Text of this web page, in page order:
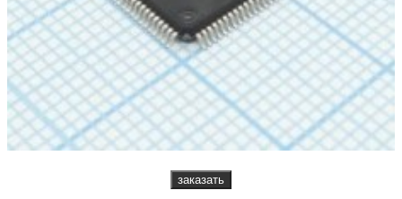
заказать